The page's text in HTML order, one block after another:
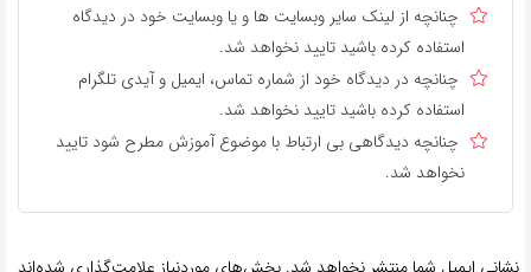
چنانچه از لینک سایر وبسایت ها و یا وبسایت خود در دیدگاه
استفاده کرده باشید تایید نخواهد شد.
چنانچه در دیدگاه خود از شماره تماس، ایمیل و آیدی تلگرام
استفاده کرده باشید تایید نخواهد شد.
چنانچه دیدگاهی بی ارتباط با موضوع آموزش مطرح شود تایید
نخواهد شد.